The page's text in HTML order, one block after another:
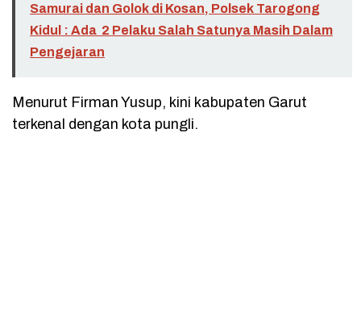
Samurai dan Golok di Kosan, Polsek Tarogong
Kidul : Ada 2 Pelaku Salah Satunya Masih Dalam
Pengejaran
Menurut Firman Yusup, kini kabupaten Garut
terkenal dengan kota pungli.